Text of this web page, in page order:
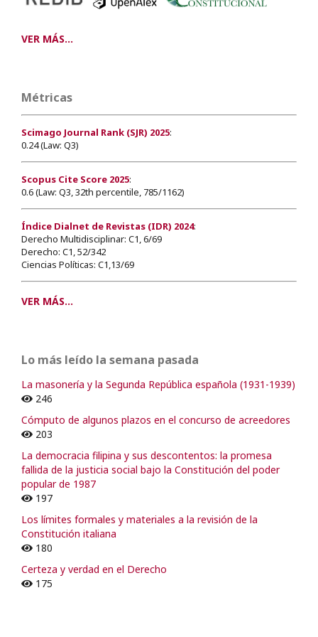
VER MÁS...
Métricas
Scimago Journal Rank (SJR) 2025:
0.24 (Law: Q3)
Scopus Cite Score 2025:
0.6 (Law: Q3, 32th percentile, 785/1162)
Índice Dialnet de Revistas (IDR) 2024:
Derecho Multidisciplinar: C1, 6/69
Derecho: C1, 52/342
Ciencias Políticas: C1,13/69
VER MÁS...
Lo más leído la semana pasada
La masonería y la Segunda República española (1931-1939)
246
Cómputo de algunos plazos en el concurso de acreedores
203
La democracia filipina y sus descontentos: la promesa
fallida de la justicia social bajo la Constitución del poder
popular de 1987
197
Los límites formales y materiales a la revisión de la
Constitución italiana
180
Certeza y verdad en el Derecho
175